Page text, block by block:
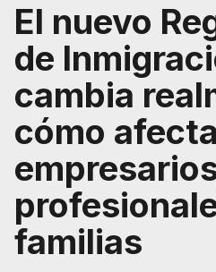
El nuevo
de
cambia
cómo
familias